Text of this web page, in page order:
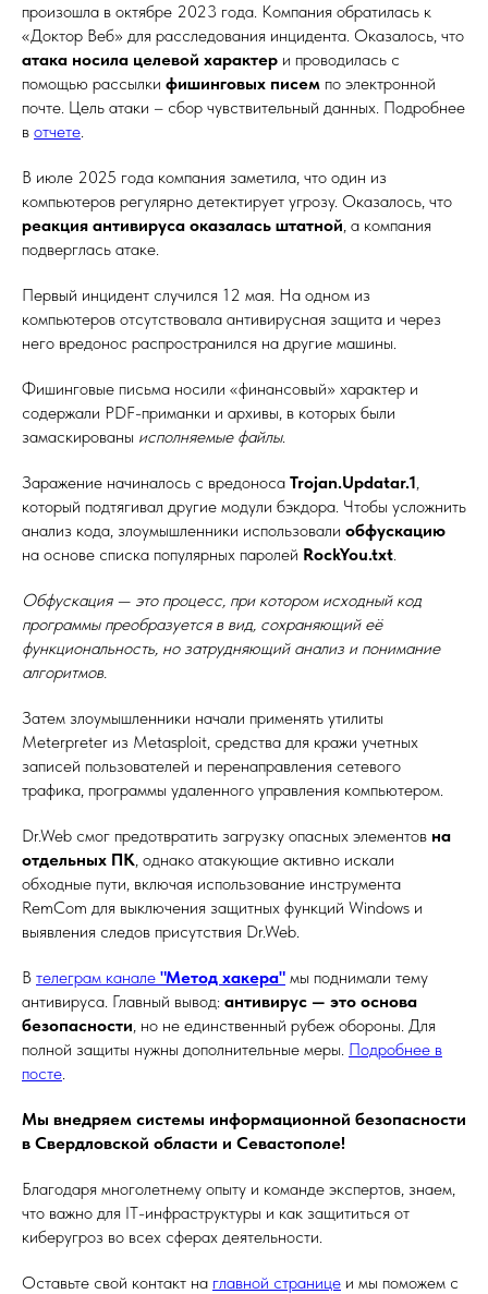
произошла в октябре 2023 года. Компания обратилась к
«Доктор Веб» для расследования инцидента. Оказалось, что
атака носила целевой характер и проводилась с
помощью рассылки фишинговых писем по электронной
почте. Цель атаки – сбор чувствительный данных. Подробнее
в отчете.
В июле 2025 года компания заметила, что один из
компьютеров регулярно детектирует угрозу. Оказалось, что
реакция антивируса оказалась штатной, а компания
подверглась атаке.
Первый инцидент случился 12 мая. На одном из
компьютеров отсутствовала антивирусная защита и через
него вредонос распространился на другие машины.
Фишинговые письма носили «финансовый» характер и
содержали PDF-приманки и архивы, в которых были
замаскированы исполняемые файлы.
Заражение начиналось с вредоноса Trojan.Updatar.1,
который подтягивал другие модули бэкдора. Чтобы усложнить
анализ кода, злоумышленники использовали обфускацию
на основе списка популярных паролей RockYou.txt.
Обфускация — это процесс, при котором исходный код
программы преобразуется в вид, сохраняющий её
функциональность, но затрудняющий анализ и понимание
алгоритмов.
Затем злоумышленники начали применять утилиты
Meterpreter из Metasploit, средства для кражи учетных
записей пользователей и перенаправления сетевого
трафика, программы удаленного управления компьютером.
Dr.Web смог предотвратить загрузку опасных элементов на
отдельных ПК, однако атакующие активно искали
обходные пути, включая использование инструмента
RemCom для выключения защитных функций Windows и
выявления следов присутствия Dr.Web.
В телеграм канале "Метод хакера" мы поднимали тему
антивируса. Главный вывод: антивирус — это основа
безопасности, но не единственный рубеж обороны. Для
полной защиты нужны дополнительные меры. Подробнее в
посте.
Мы внедряем системы информационной безопасности
в Свердловской области и Севастополе!
Благодаря многолетнему опыту и команде экспертов, знаем,
что важно для IT-инфраструктуры и как защититься от
киберугроз во всех сферах деятельности.
Оставьте свой контакт на главной странице и мы поможем с